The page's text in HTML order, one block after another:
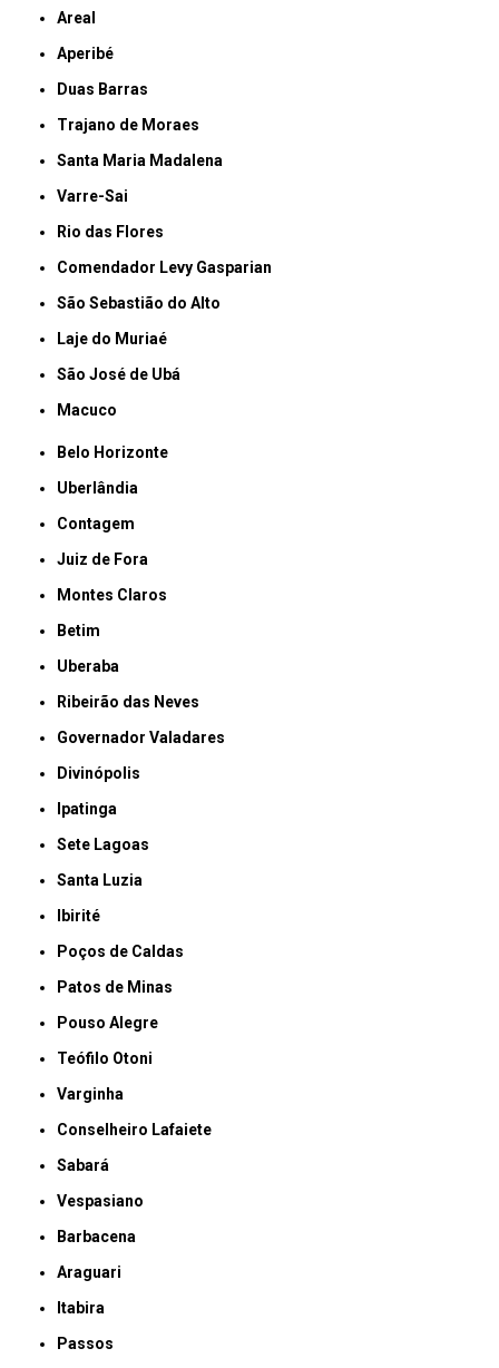
Areal
Aperibé
Duas Barras
Trajano de Moraes
Santa Maria Madalena
Varre-Sai
Rio das Flores
Comendador Levy Gasparian
São Sebastião do Alto
Laje do Muriaé
São José de Ubá
Macuco
Belo Horizonte
Uberlândia
Contagem
Juiz de Fora
Montes Claros
Betim
Uberaba
Ribeirão das Neves
Governador Valadares
Divinópolis
Ipatinga
Sete Lagoas
Santa Luzia
Ibirité
Poços de Caldas
Patos de Minas
Pouso Alegre
Teófilo Otoni
Varginha
Conselheiro Lafaiete
Sabará
Vespasiano
Barbacena
Araguari
Itabira
Passos